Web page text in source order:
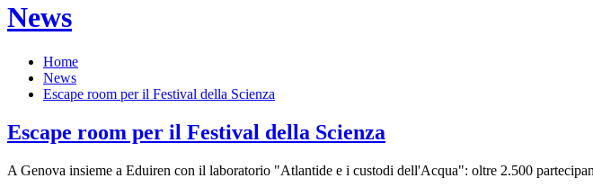
News
Home
News
Escape room per il Festival della Scienza
Escape room per il Festival della Scienza
A Genova insieme a Eduiren con il laboratorio "Atlantide e i custodi dell'Acqua": oltre 2.500